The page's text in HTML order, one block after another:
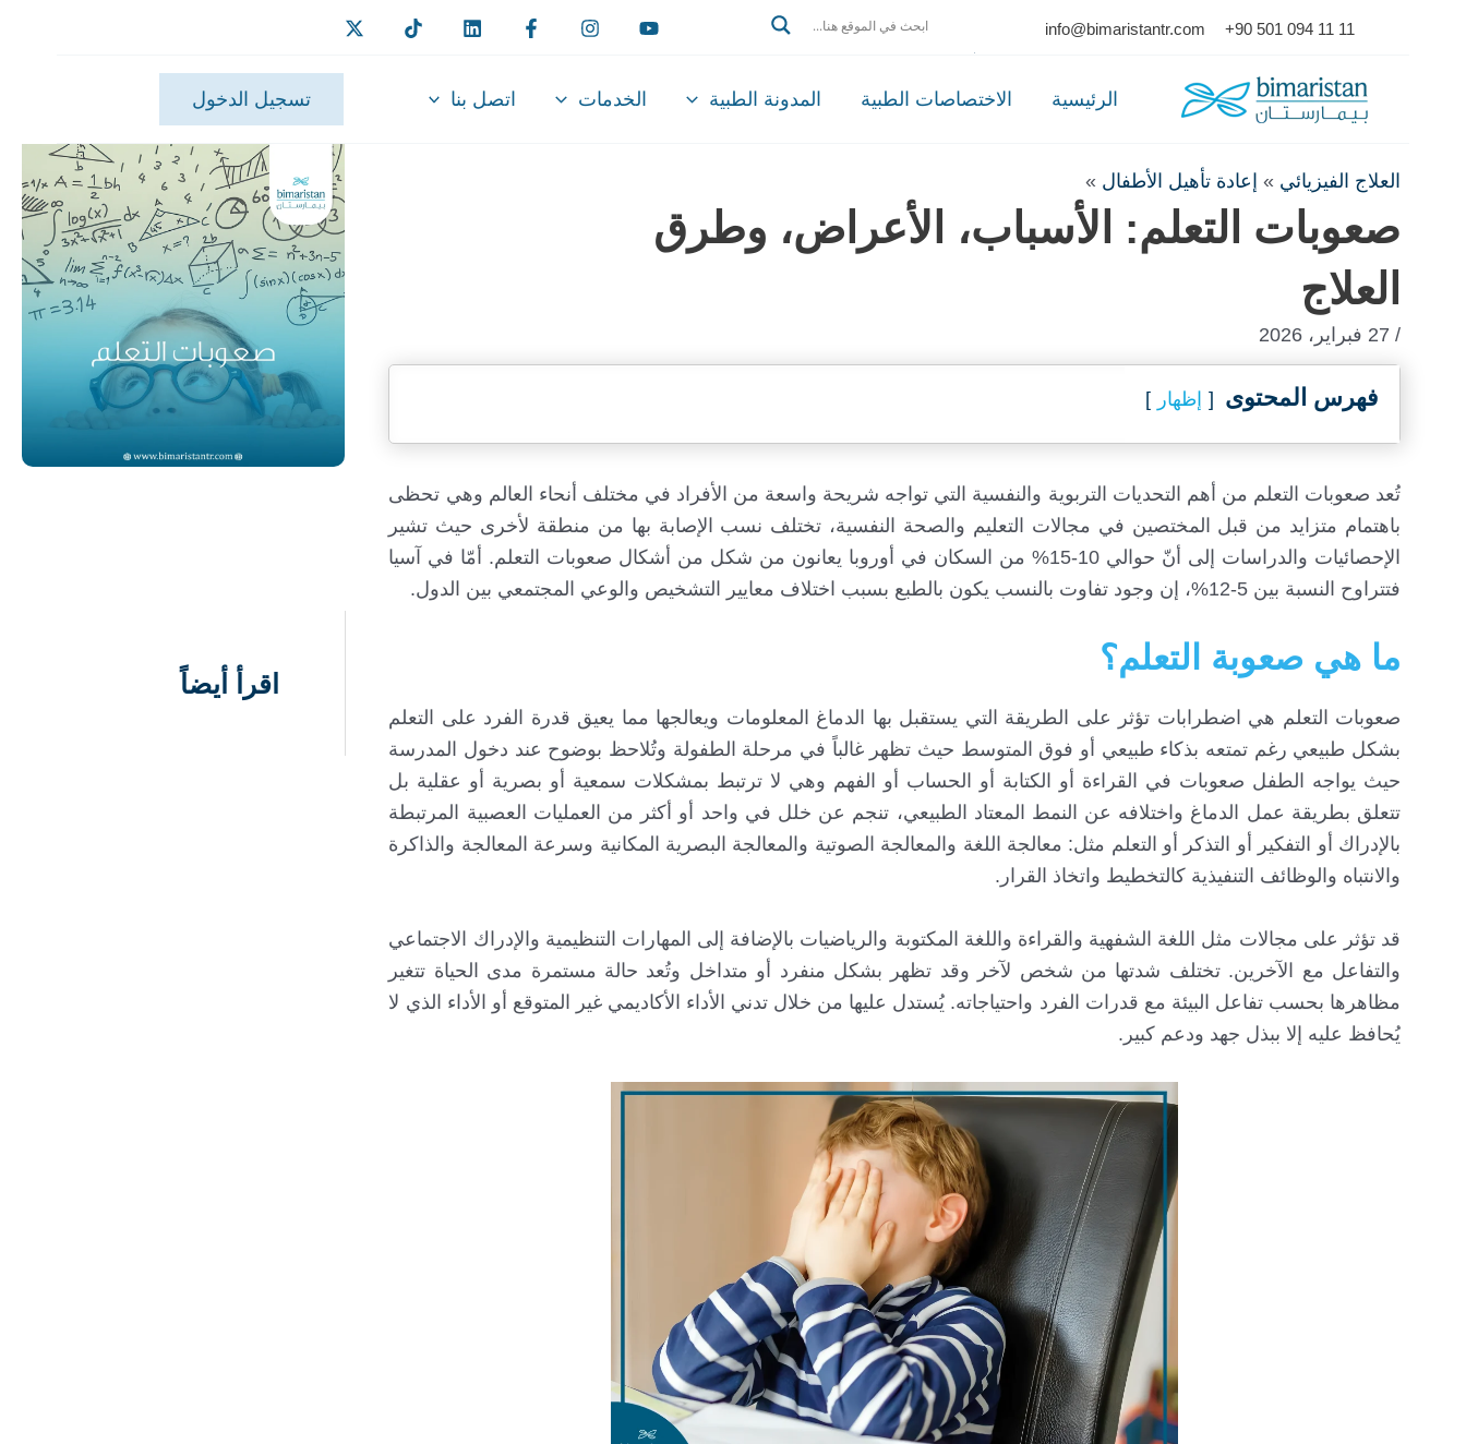
info@bimaristantr.com +90 501 094 11 11
الرئيسية الاختصاصات الطبية المدونة الطبية الخدمات اتصل بنا تسجيل الدخول
العلاج الفيزيائي » إعادة تأهيل الأطفال »
صعوبات التعلم: الأسباب، الأعراض، وطرق
العلاج
/ 27 فبراير، 2026
فهرس المحتوى إظهار
تُعد صعوبات التعلم من أهم التحديات التربوية والنفسية التي تواجه شريحة واسعة من الأفراد في مختلف أنحاء العالم وهي تحظى
باهتمام متزايد من قبل المختصين في مجالات التعليم والصحة النفسية، تختلف نسب الإصابة بها من منطقة لأخرى حيث تشير
الإحصائيات والدراسات إلى أنّ حوالي 10-15% من السكان في أوروبا يعانون من شكل من أشكال صعوبات التعلم. أمّا في آسيا
فتتراوح النسبة بين 5-12%، إن وجود تفاوت بالنسب يكون بالطبع بسبب اختلاف معايير التشخيص والوعي المجتمعي بين الدول.
ما هي صعوبة التعلم؟
صعوبات التعلم هي اضطرابات تؤثر على الطريقة التي يستقبل بها الدماغ المعلومات ويعالجها مما يعيق قدرة الفرد على التعلم
بشكل طبيعي رغم تمتعه بذكاء طبيعي أو فوق المتوسط حيث تظهر غالباً في مرحلة الطفولة وتُلاحظ بوضوح عند دخول المدرسة
حيث يواجه الطفل صعوبات في القراءة أو الكتابة أو الحساب أو الفهم وهي لا ترتبط بمشكلات سمعية أو بصرية أو عقلية بل
تتعلق بطريقة عمل الدماغ واختلافه عن النمط المعتاد الطبيعي، تنجم عن خلل في واحد أو أكثر من العمليات العصبية المرتبطة
بالإدراك أو التفكير أو التذكر أو التعلم مثل: معالجة اللغة والمعالجة الصوتية والمعالجة البصرية المكانية وسرعة المعالجة والذاكرة
والانتباه والوظائف التنفيذية كالتخطيط واتخاذ القرار.
قد تؤثر على مجالات مثل اللغة الشفهية والقراءة واللغة المكتوبة والرياضيات بالإضافة إلى المهارات التنظيمية والإدراك الاجتماعي
والتفاعل مع الآخرين. تختلف شدتها من شخص لآخر وقد تظهر بشكل منفرد أو متداخل وتُعد حالة مستمرة مدى الحياة تتغير
مظاهرها بحسب تفاعل البيئة مع قدرات الفرد واحتياجاته. يُستدل عليها من خلال تدني الأداء الأكاديمي غير المتوقع أو الأداء الذي لا
يُحافظ عليه إلا ببذل جهد ودعم كبير.
اقرأ أيضاً